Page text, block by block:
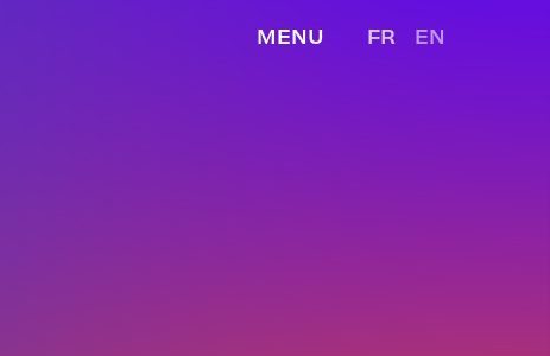
MENU FR EN